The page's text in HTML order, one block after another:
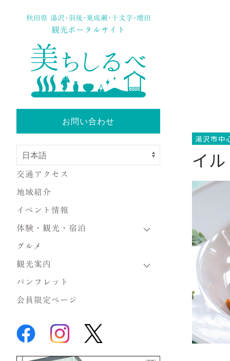
秋田県 湯沢･羽後･東成瀬･十文字･増田
観光ポータルサイト
お問い合わせ
交通アクセス
地域紹介
イベント情報
体験・観光・宿泊
グルメ
観光案内
パンフレット
会員限定ページ
湯沢市中
イ